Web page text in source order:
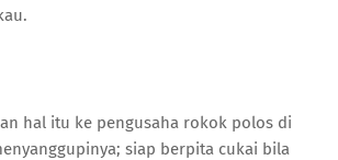
hal itu ke pengusaha rokok polos di
siap berpita cukai bila